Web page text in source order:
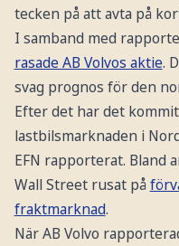
tecken på att avta på
I samband med
rasade AB Volvos aktie.
svag prognos för den
Efter det har det
lastbilsmarknaden i
EFN rapporterat. Bland
Wall Street rusat på
fraktmarknad.
När AB Volvo